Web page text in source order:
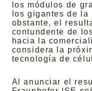
los módulos de
los gigantes de
obstante, el
contundente de
hacia la
considera la
tecnología de
Al anunciar el